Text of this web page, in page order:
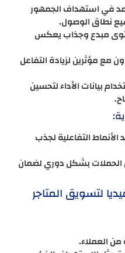
في استهداف الجمهور
نطاق الوصول.
مبدع وجذاب يعكس
مع مؤثرين لزيادة التفاعل
بيانات الأداء لتحسين
التفاعلية لجذب
الحملات بشكل دوري لضمان
لتسويق المتاجر
العملاء.